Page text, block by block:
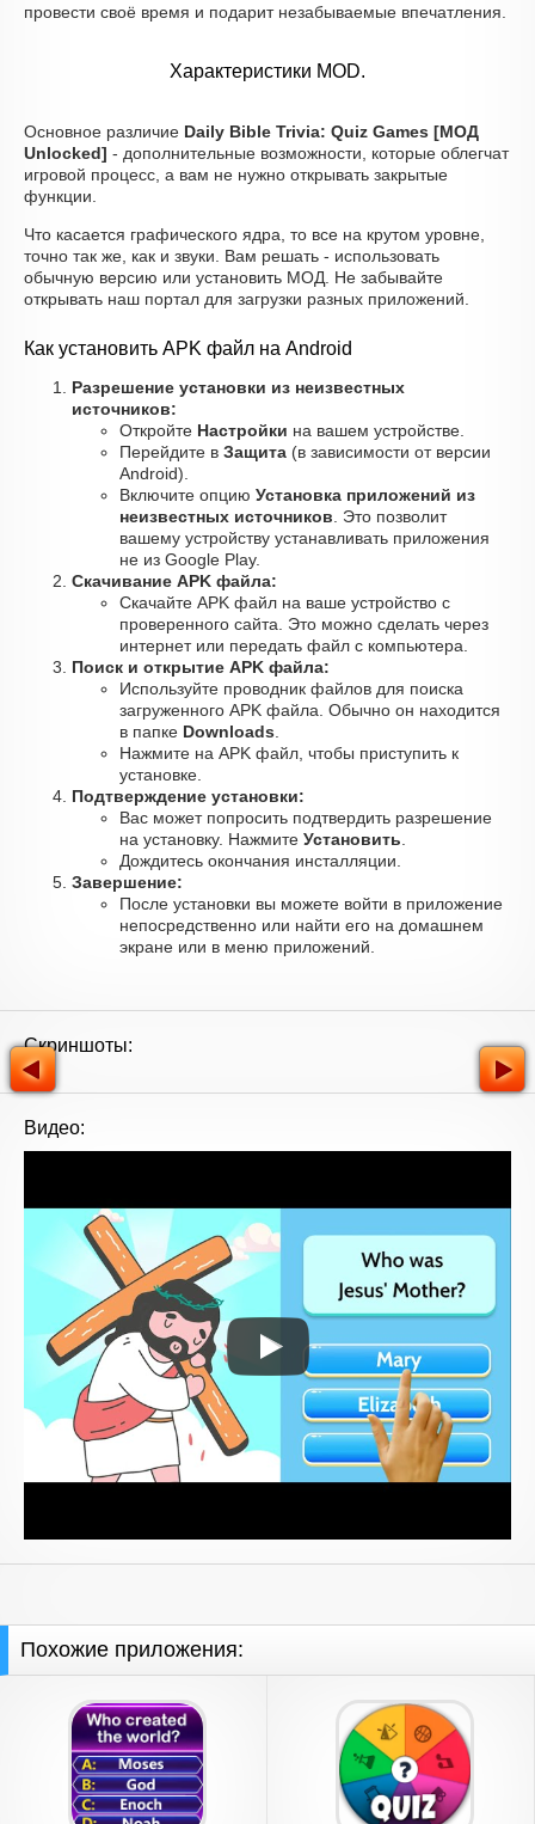
провести своё время и подарит незабываемые впечатления.
Характеристики MOD.
Основное различие Daily Bible Trivia: Quiz Games [МОД
Unlocked] - дополнительные возможности, которые облегчат
игровой процесс, а вам не нужно открывать закрытые
функции.
Что касается графического ядра, то все на крутом уровне,
точно так же, как и звуки. Вам решать - использовать
обычную версию или установить МОД. Не забывайте
открывать наш портал для загрузки разных приложений.
Как установить APK файл на Android
Разрешение установки из неизвестных
источников:
Откройте Настройки на вашем устройстве.
Перейдите в Защита (в зависимости от версии
Android).
Включите опцию Установка приложений из
неизвестных источников . Это позволит
вашему устройству устанавливать приложения
не из Google Play.
Скачивание APK файла:
Скачайте APK файл на ваше устройство с
проверенного сайта. Это можно сделать через
интернет или передать файл с компьютера.
Поиск и открытие APK файла:
Используйте проводник файлов для поиска
загруженного APK файла. Обычно он находится
в папке Downloads
Нажмите на APK файл, чтобы приступить к
установке.
Подтверждение установки:
Вас может попросить подтвердить разрешение
на установку. Нажмите Установить
Дождитесь окончания инсталляции.
Завершение:
После установки вы можете войти в приложение
непосредственно или найти его на домашнем
экране или в меню приложений.
Скриншоты:
Видео:
Похожие приложения: